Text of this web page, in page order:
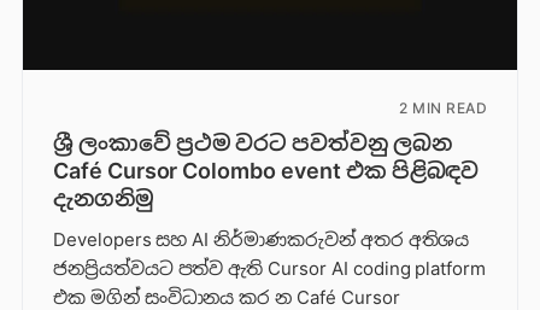
2 MIN READ
ශ්‍රී ලංකාවේ ප්‍රථම වරට පවත්වනු ලබන
Café Cursor Colombo event එක පිළිබඳව
දැනගනිමු
Developers සහ AI නිර්මාණකරුවන් අතර අතිශය
ජනප්‍රියත්වයට පත්ව ඇති Cursor AI coding platform
එක මගින් සංවිධානය කර න Café Cursor